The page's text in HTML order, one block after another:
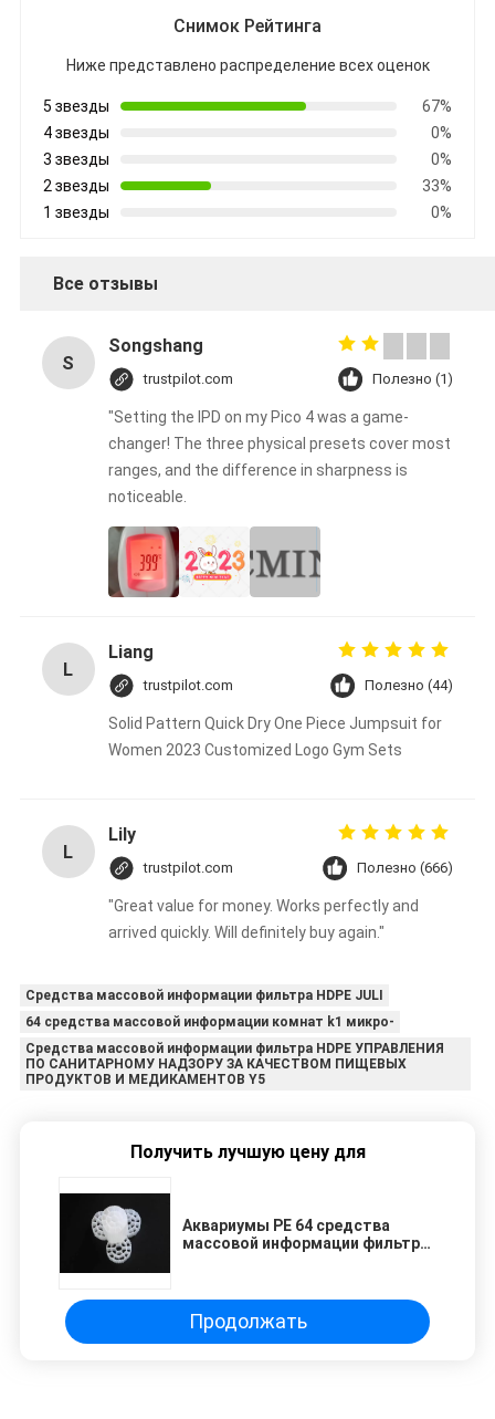
Снимок Рейтинга
Ниже представлено распределение всех оценок
5 звезды
67%
4 звезды
0%
3 звезды
0%
2 звезды
33%
1 звезды
0%
Все отзывы
S
Songshang
trustpilot.com Полезно (1)
"Setting the IPD on my Pico 4 was a game-
changer! The three physical presets cover most
ranges, and the difference in sharpness is
noticeable.
L
Liang
trustpilot.com Полезно (44)
Solid Pattern Quick Dry One Piece Jumpsuit for
Women 2023 Customized Logo Gym Sets
L
Lily
trustpilot.com Полезно (666)
"Great value for money. Works perfectly and
arrived quickly. Will definitely buy again."
Средства массовой информации фильтра HDPE JULI
64 средства массовой информации комнат k1 микро-
Средства массовой информации фильтра HDPE УПРАВЛЕНИЯ
ПО САНИТАРНОМУ НАДЗОРУ ЗА КАЧЕСТВОМ ПИЩЕВЫХ
ПРОДУКТОВ И МЕДИКАМЕНТОВ Y5
Получить лучшую цену для
Аквариумы PE 64 средства
массовой информации фильтра
Продолжать